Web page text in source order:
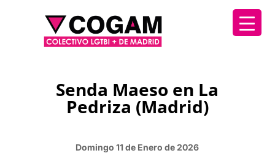
Senda Maeso en La
Pedriza (Madrid)
Domingo 11 de Enero de 2026